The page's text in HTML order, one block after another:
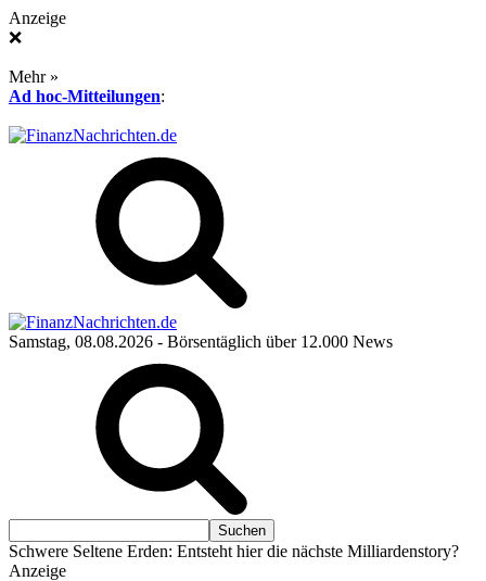
Anzeige
❌
Mehr »
Ad hoc-Mitteilungen:
Samstag, 08.08.2026 - Börsentäglich über 12.000 News
Schwere Seltene Erden: Entsteht hier die nächste Milliardenstory?
Anzeige